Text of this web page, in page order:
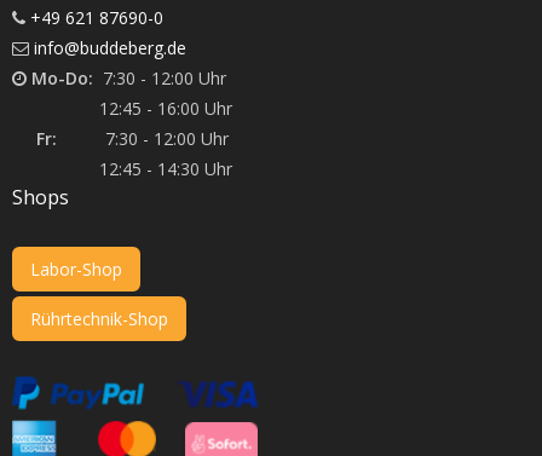
+49 621 87690-0
info@buddeberg.de
Mo-Do: 7:30 - 12:00 Uhr
12:45 - 16:00 Uhr
Fr: 7:30 - 12:00 Uhr
12:45 - 14:30 Uhr
Shops
Labor-Shop
Rührtechnik-Shop